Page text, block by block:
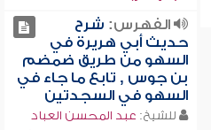
الفهرس: شرح
حديث أبي هريرة في
السهو من طريق ضمضم
بن جوس , تابع ما جاء في
السهو في السجدتين
للشيخ: عبد المحسن العباد